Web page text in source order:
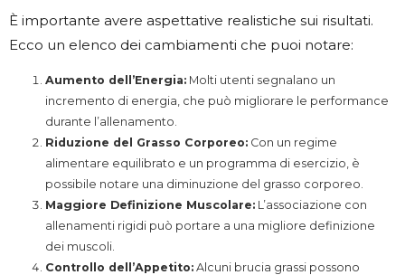
È importante avere aspettative realistiche sui risultati.
Ecco un elenco dei cambiamenti che puoi notare:
Aumento dell’Energia: Molti utenti segnalano un
incremento di energia, che può migliorare le performance
durante l’allenamento.
Riduzione del Grasso Corporeo: Con un regime
alimentare equilibrato e un programma di esercizio, è
possibile notare una diminuzione del grasso corporeo.
Maggiore Definizione Muscolare: L’associazione con
allenamenti rigidi può portare a una migliore definizione
dei muscoli.
Controllo dell’Appetito: Alcuni brucia grassi possono